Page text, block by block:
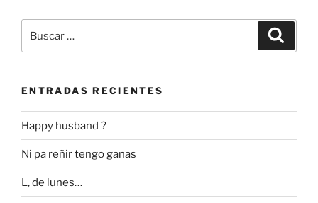
por:
ENTRADAS RECIENTES
Happy husband ?
Ni pa reñir tengo ganas
L, de lunes…